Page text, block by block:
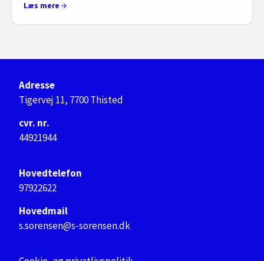
Læs mere
Adresse
Tigervej 11, 7700 Thisted
cvr. nr.
44921944
Hovedtelefon
97922622
Hovedmail
s.sorensen@s-sorensen.dk